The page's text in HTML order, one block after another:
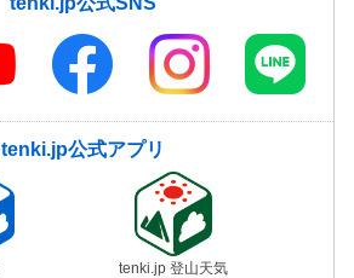
tenki.jp公式アプリ
tenki.jp 登山天気